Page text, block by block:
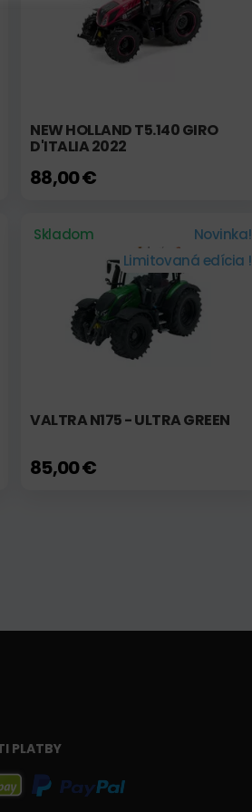
NEW HOLLAND T5.140 GIRO
D'ITALIA 2022
88,00 €
Skladom
Novinka!
Limitovaná edícia !
VALTRA N175 - ULTRA GREEN
85,00 €
PLATBY